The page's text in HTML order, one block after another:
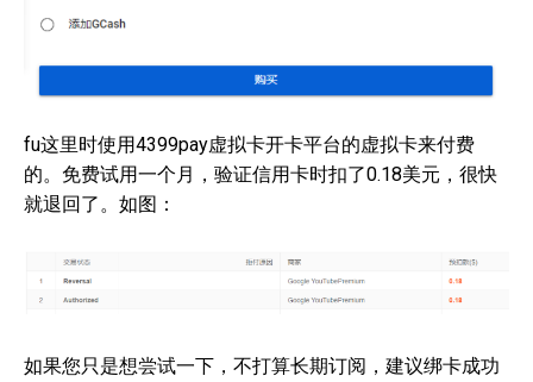
fu这里时使用4399pay虚拟卡开卡平台的虚拟卡来付费
的。免费试用一个月，验证信用卡时扣了0.18美元，很快
就退回了。如图：
如果您只是想尝试一下，不打算长期订阅，建议绑卡成功